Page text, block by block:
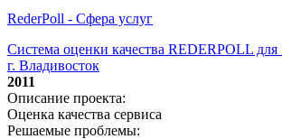
RederPoll - Сфера услуг
Система оценки качества REDERPOLL
г. Владивосток
2011
Описание проекта:
Оценка качества сервиса
Решаемые проблемы: